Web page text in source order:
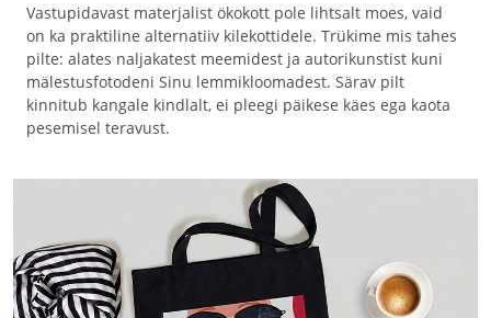
Vastupidavast materjalist ökokott pole lihtsalt moes, vaid
on ka praktiline alternatiiv kilekottidele. Trükime mis tahes
pilte: alates naljakatest meemidest ja autorikunstist kuni
mälestusfotodeni Sinu lemmikloomadest. Särav pilt
kinnitub kangale kindlalt, ei pleegi päikese käes ega kaota
pesemisel teravust.